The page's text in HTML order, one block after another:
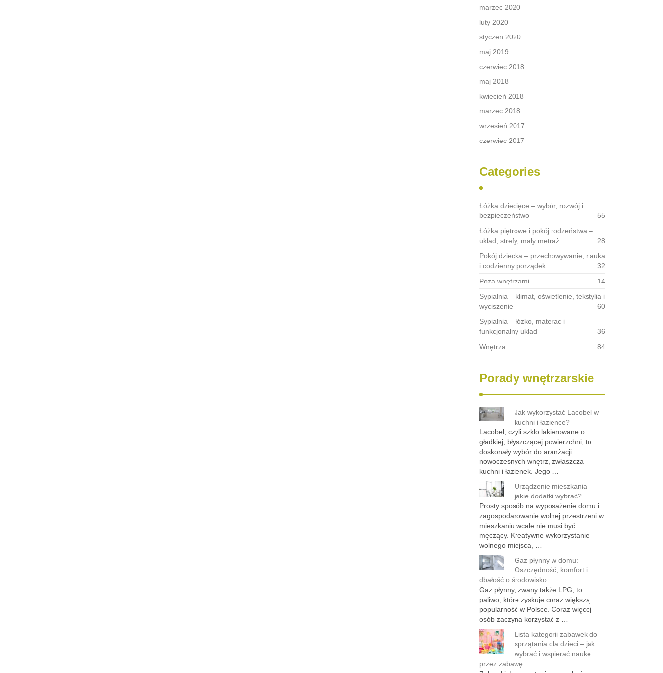
marzec 2020
luty 2020
styczeń 2020
maj 2019
czerwiec 2018
maj 2018
kwiecień 2018
marzec 2018
wrzesień 2017
czerwiec 2017
Categories
Łóżka dziecięce – wybór, rozwój i
bezpieczeństwo
55
Łóżka piętrowe i pokój rodzeństwa –
układ, strefy, mały metraż
28
Pokój dziecka – przechowywanie, nauka
i codzienny porządek
32
Poza wnętrzami
14
Sypialnia – klimat, oświetlenie, tekstylia i
wyciszenie
60
Sypialnia – łóżko, materac i
funkcjonalny układ
36
Wnętrza
84
Porady wnętrzarskie
Jak wykorzystać Lacobel w
kuchni i łazience?
Lacobel, czyli szkło lakierowane o
gładkiej, błyszczącej powierzchni, to
doskonały wybór do aranżacji
nowoczesnych wnętrz, zwłaszcza
kuchni i łazienek. Jego …
Urządzenie mieszkania –
jakie dodatki wybrać?
Prosty sposób na wyposażenie domu i
zagospodarowanie wolnej przestrzeni w
mieszkaniu wcale nie musi być
męczący. Kreatywne wykorzystanie
wolnego miejsca, …
Gaz płynny w domu:
Oszczędność, komfort i
dbałość o środowisko
Gaz płynny, zwany także LPG, to
paliwo, które zyskuje coraz większą
popularność w Polsce. Coraz więcej
osób zaczyna korzystać z …
Lista kategorii zabawek do
sprzątania dla dzieci – jak
wybrać i wspierać naukę
przez zabawę